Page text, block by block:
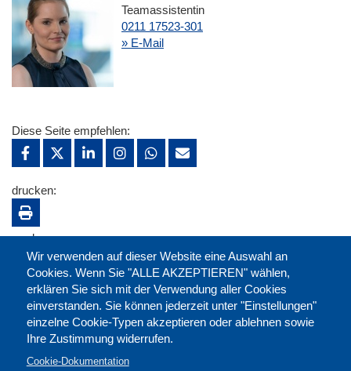
Teamassistentin
0211 17523-301
» E-Mail
Wir verwenden auf dieser Website eine Auswahl an
Cookies. Wenn Sie "ALLE AKZEPTIEREN" wählen,
erklären Sie sich mit der Verwendung aller Cookies
einverstanden. Sie können jederzeit unter "Einstellungen"
einzelne Cookie-Typen akzeptieren oder ablehnen sowie
Ihre Zustimmung widerrufen.
Cookie-Dokumentation
Diese Seite empfehlen:
drucken:
merken: